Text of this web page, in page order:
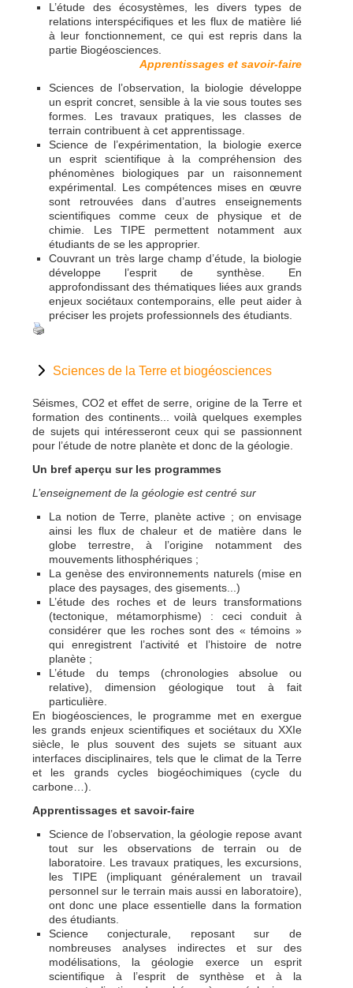
L’étude des écosystèmes, les divers types de
relations interspécifiques et les flux de matière lié
à leur fonctionnement, ce qui est repris dans la
partie Biogéosciences.
Apprentissages et savoir-faire
Sciences de l’observation, la biologie développe
un esprit concret, sensible à la vie sous toutes ses
formes. Les travaux pratiques, les classes de
terrain contribuent à cet apprentissage.
Science de l’expérimentation, la biologie exerce
un esprit scientifique à la compréhension des
phénomènes biologiques par un raisonnement
expérimental. Les compétences mises en œuvre
sont retrouvées dans d’autres enseignements
scientifiques comme ceux de physique et de
chimie. Les TIPE permettent notamment aux
étudiants de se les approprier.
Couvrant un très large champ d’étude, la biologie
développe l’esprit de synthèse. En
approfondissant des thématiques liées aux grands
enjeux sociétaux contemporains, elle peut aider à
préciser les projets professionnels des étudiants.
Sciences de la Terre et biogéosciences
Séismes, CO2 et effet de serre, origine de la Terre et
formation des continents... voilà quelques exemples
de sujets qui intéresseront ceux qui se passionnent
pour l’étude de notre planète et donc de la géologie.
Un bref aperçu sur les programmes
L’enseignement de la géologie est centré sur
La notion de Terre, planète active ; on envisage
ainsi les flux de chaleur et de matière dans le
globe terrestre, à l’origine notamment des
mouvements lithosphériques ;
La genèse des environnements naturels (mise en
place des paysages, des gisements...)
L’étude des roches et de leurs transformations
(tectonique, métamorphisme) : ceci conduit à
considérer que les roches sont des « témoins »
qui enregistrent l’activité et l’histoire de notre
planète ;
L’étude du temps (chronologies absolue ou
relative), dimension géologique tout à fait
particulière.
En biogéosciences, le programme met en exergue
les grands enjeux scientifiques et sociétaux du XXIe
siècle, le plus souvent des sujets se situant aux
interfaces disciplinaires, tels que le climat de la Terre
et les grands cycles biogéochimiques (cycle du
carbone…).
Apprentissages et savoir-faire
Science de l’observation, la géologie repose avant
tout sur les observations de terrain ou de
laboratoire. Les travaux pratiques, les excursions,
les TIPE (impliquant généralement un travail
personnel sur le terrain mais aussi en laboratoire),
ont donc une place essentielle dans la formation
des étudiants.
Science conjecturale, reposant sur de
nombreuses analyses indirectes et sur des
modélisations, la géologie exerce un esprit
scientifique à l’esprit de synthèse et à la